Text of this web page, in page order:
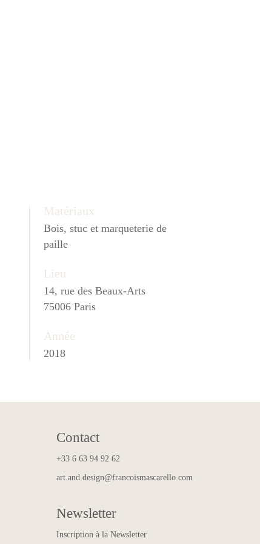
Matériaux
Bois, stuc et marqueterie de
paille
Lieu
14, rue des Beaux-Arts
75006 Paris
Année
2018
Contact
+33 6 63 94 92 62
art.and.design@francoismascarello.com
Newsletter
Inscription à la Newsletter